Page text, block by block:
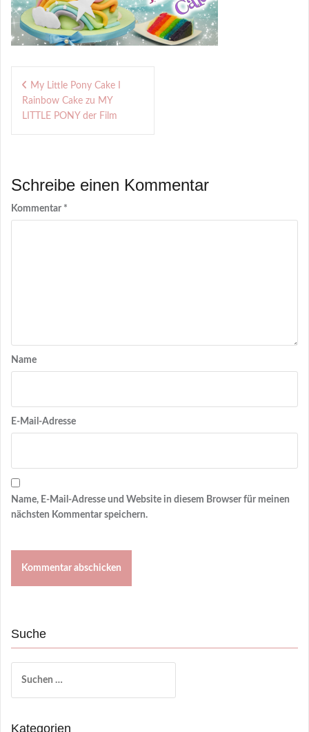
Beitragsnavigation
My Little Pony Cake I
Rainbow Cake zu MY
LITTLE PONY der Film
Schreibe einen Kommentar
Kommentar *
Name
E-Mail-Adresse
Name, E-Mail-Adresse und Website in diesem Browser für meinen
nächsten Kommentar speichern.
Suche
nach:
Kategorien